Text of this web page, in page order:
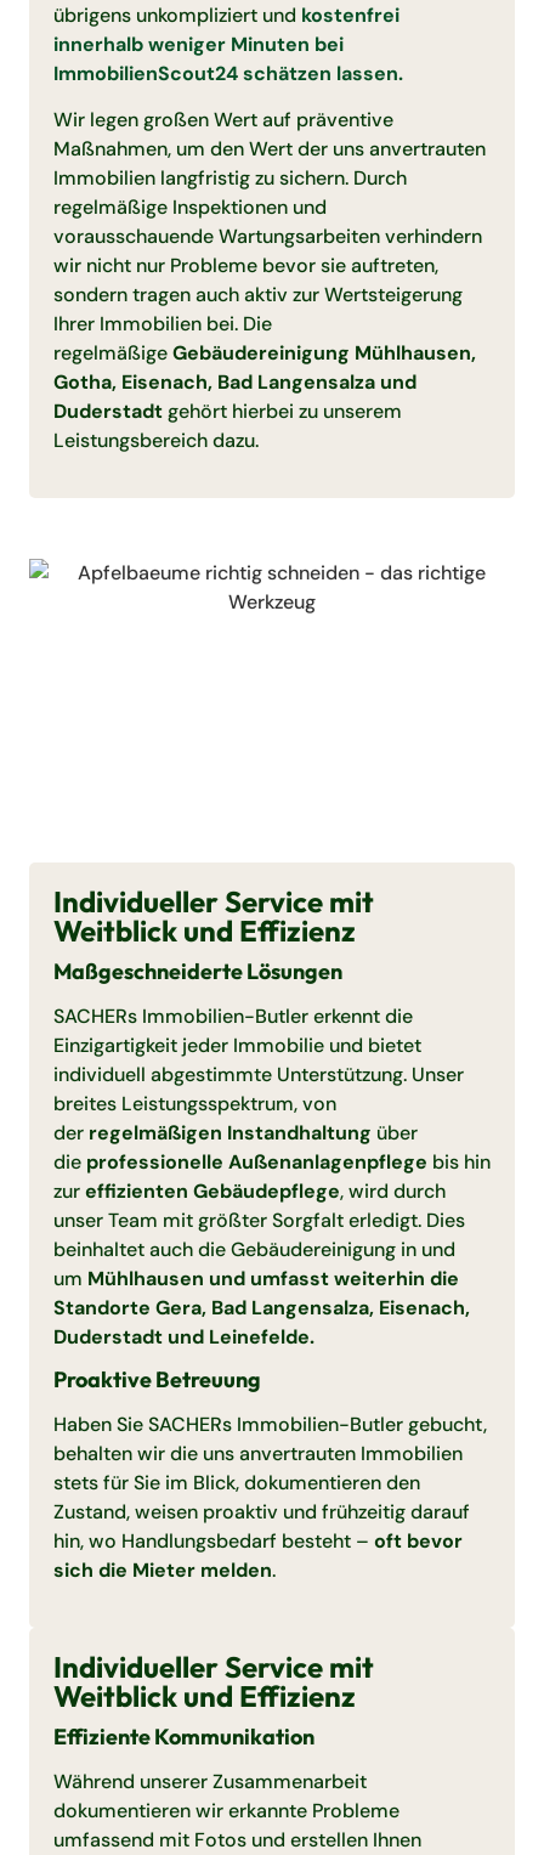
übrigens unkompliziert und kostenfrei
innerhalb weniger Minuten bei
ImmobilienScout24 schätzen lassen.
Wir legen großen Wert auf präventive
Maßnahmen, um den Wert der uns anvertrauten
Immobilien langfristig zu sichern. Durch
regelmäßige Inspektionen und
vorausschauende Wartungsarbeiten verhindern
wir nicht nur Probleme bevor sie auftreten,
sondern tragen auch aktiv zur Wertsteigerung
Ihrer Immobilien bei. Die
regelmäßigeGebäudereinigung Mühlhausen,
Gotha, Eisenach, Bad Langensalza und
Duderstadtgehört hierbei zu unserem
Leistungsbereich dazu.
Individueller Service mit
Weitblick und Effizienz
Maßgeschneiderte Lösungen
SACHERs Immobilien-Butler erkennt die
Einzigartigkeit jeder Immobilie und bietet
individuell abgestimmte Unterstützung. Unser
breites Leistungsspektrum, von
der regelmäßigen Instandhaltung über
die professionelle Außenanlagenpflege bis hin
zureffizienten Gebäudepflege, wird durch
unser Team mit größter Sorgfalt erledigt. Dies
beinhaltet auch die Gebäudereinigung in und
um Mühlhausen und umfasst weiterhin die
Standorte Gera, Bad Langensalza, Eisenach,
Duderstadt und Leinefelde.
Proaktive Betreuung
Haben Sie SACHERs Immobilien-Butler gebucht,
behalten wir die uns anvertrauten Immobilien
stets für Sie im Blick, dokumentieren den
Zustand, weisen proaktiv und frühzeitig darauf
hin, wo Handlungsbedarf besteht – oft bevor
sich die Mieter melden.
Individueller Service mit
Weitblick und Effizienz
Effiziente Kommunikation
Während unserer Zusammenarbeit
dokumentieren wir erkannte Probleme
umfassend mit Fotos und erstellen Ihnen